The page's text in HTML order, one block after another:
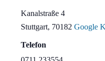
Kanalstraße 4
Stuttgart, 70182 Google
Telefon